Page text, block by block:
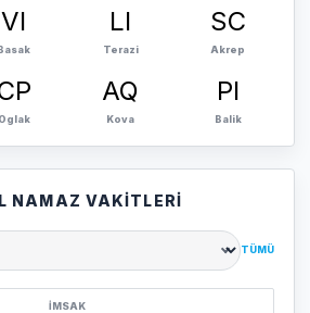
VI LI
Terazi
SC
Akrep
Oglak
AQ
Kova
PI
Balik
NAMAZ VAKITLERI
TÜMÜ
İMSAK